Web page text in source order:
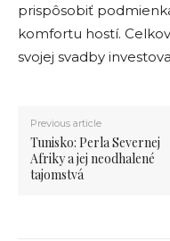
prispôsobiť
komfortu hostí.
svojej svadby
Previous article
Tunisko: Perla Severnej
Afriky a jej neodhalené
tajomstvá